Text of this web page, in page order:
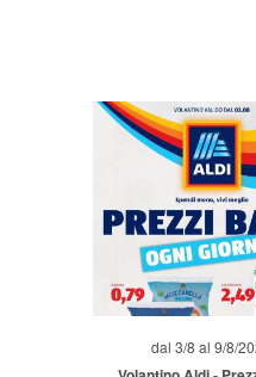
dal 3/8 al 9/8/